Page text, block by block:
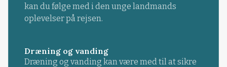
kan du følge med i den unge landmands
oplevelser på rejsen.
Dræning og vanding
Dræning og vanding kan være med til at sikre